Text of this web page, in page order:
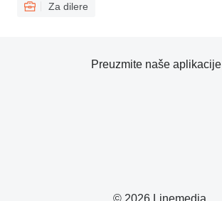
Za dilere
© 2026 Linemedia
Preuzmite naše aplikacije